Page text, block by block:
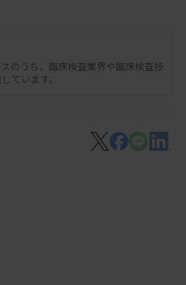
で告訴した。
のうち、臨床検査業界や臨床検査技
ています。